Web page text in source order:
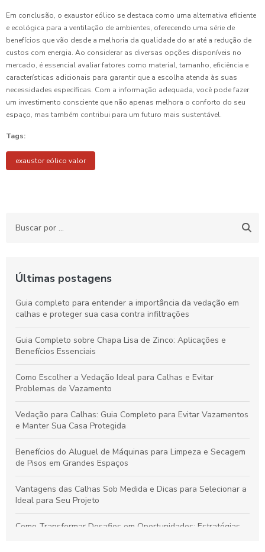
Em conclusão, o exaustor eólico se destaca como uma alternativa eficiente
e ecológica para a ventilação de ambientes, oferecendo uma série de
benefícios que vão desde a melhoria da qualidade do ar até a redução de
custos com energia. Ao considerar as diversas opções disponíveis no
mercado, é essencial avaliar fatores como material, tamanho, eficiência e
características adicionais para garantir que a escolha atenda às suas
necessidades específicas. Com a informação adequada, você pode fazer
um investimento consciente que não apenas melhora o conforto do seu
espaço, mas também contribui para um futuro mais sustentável.
Tags:
exaustor eólico valor
Últimas postagens
Guia completo para entender a importância da vedação em
calhas e proteger sua casa contra infiltrações
Guia Completo sobre Chapa Lisa de Zinco: Aplicações e
Benefícios Essenciais
Como Escolher a Vedação Ideal para Calhas e Evitar
Problemas de Vazamento
Vedação para Calhas: Guia Completo para Evitar Vazamentos
e Manter Sua Casa Protegida
Benefícios do Aluguel de Máquinas para Limpeza e Secagem
de Pisos em Grandes Espaços
Vantagens das Calhas Sob Medida e Dicas para Selecionar a
Ideal para Seu Projeto
Como Transformar Desafios em Oportunidades: Estratégias